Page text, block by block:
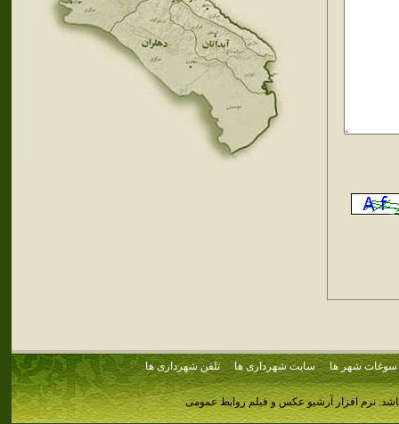
سوغات شهر ها سایت شهرداری ها تلفن شهرداری ها
نرم افزار آرشیو عکس و فیلم روابط عمومی